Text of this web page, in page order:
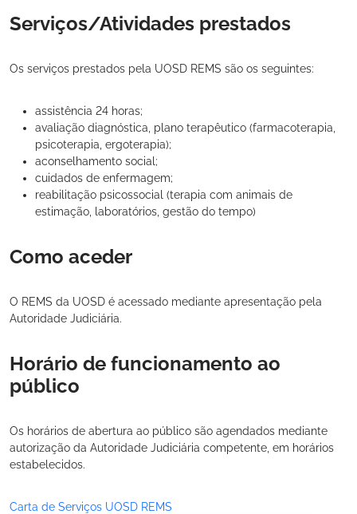
Serviços/Atividades prestados
Os serviços prestados pela UOSD REMS são os seguintes:
assistência 24 horas;
avaliação diagnóstica, plano terapêutico (farmacoterapia,
psicoterapia, ergoterapia);
aconselhamento social;
cuidados de enfermagem;
reabilitação psicossocial (terapia com animais de
estimação, laboratórios, gestão do tempo)
Como aceder
O REMS da UOSD é acessado mediante apresentação pela
Autoridade Judiciária.
Horário de funcionamento ao
público
Os horários de abertura ao público são agendados mediante
autorização da Autoridade Judiciária competente, em horários
estabelecidos.
Carta de Serviços UOSD REMS